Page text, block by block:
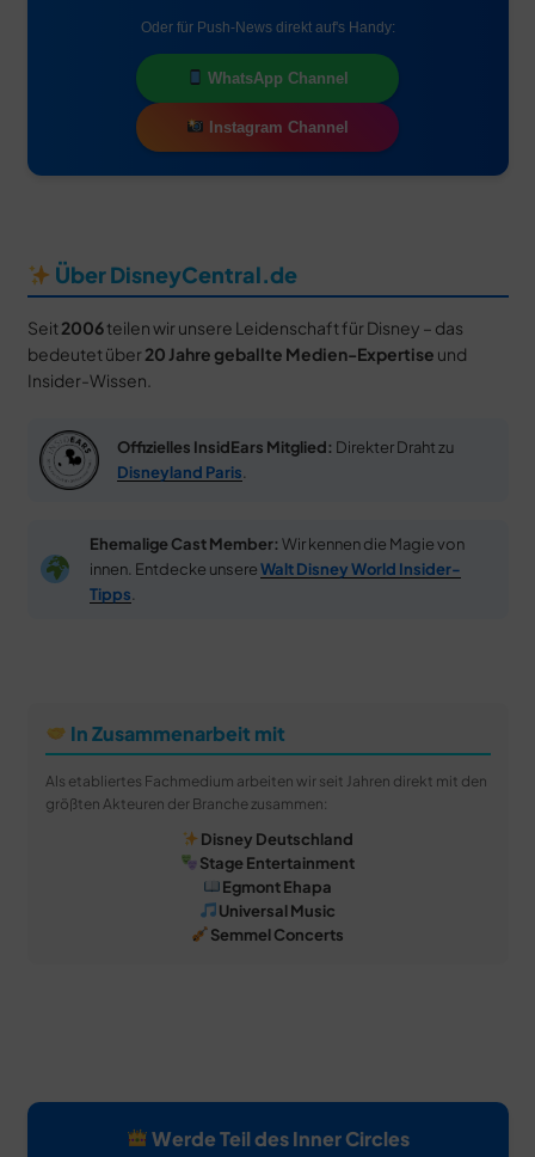
Oder für Push-News direkt auf's Handy:
WhatsApp Channel
Instagram Channel
Über DisneyCentral.de
Seit 2006teilen wir unsere Leidenschaft für Disney – das
bedeutet über 20 Jahre geballte Medien-Expertise und
Insider-Wissen.
Offizielles InsidEars Mitglied: Direkter Draht zu
Disneyland Paris
Ehemalige Cast Member: Wir kennen die Magie von
innen. Entdecke unsereWalt Disney World Insider-
Tipps
In Zusammenarbeit mit
Als etabliertes Fachmedium arbeiten wir seit Jahren direkt mit den
größten Akteuren der Branche zusammen:
Disney Deutschland
Stage Entertainment
Egmont Ehapa
Universal Music
Semmel Concerts
Werde Teil des Inner Circles